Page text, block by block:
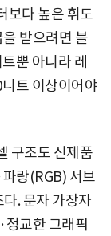
보다 높은 휘도
받으려면 블
뿐 아니라 레
트 이상이어야
구조도 신제품
랑(RGB) 서브
. 문자 가장자
정교한 그래픽